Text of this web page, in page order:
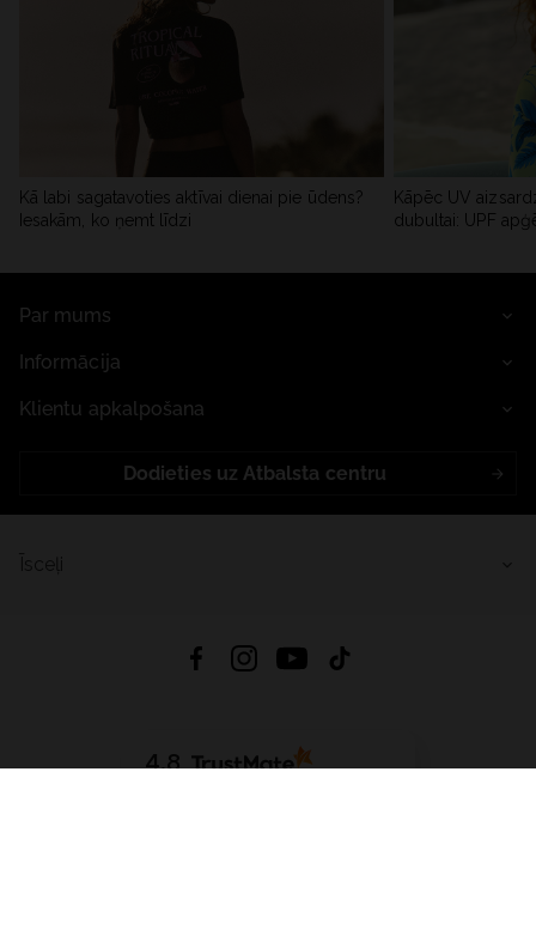
Kā labi sagatavoties aktīvai dienai pie ūdens?
Iesakām, ko ņemt līdzi
Kāpēc UV
dubultai: UPF
Par mums
Informācija
Klientu apkalpošana
Dodieties uz Atbalsta centru
4.8